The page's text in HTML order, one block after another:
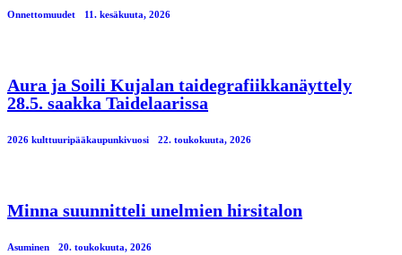
Onnettomuudet 11. kesäkuuta, 2026
Aura ja Soili Kujalan taidegrafiikkanäyttely
28.5. saakka Taidelaarissa
2026 kulttuuripääkaupunkivuosi 22. toukokuuta, 2026
Minna suunnitteli unelmien hirsitalon
Asuminen 20. toukokuuta, 2026